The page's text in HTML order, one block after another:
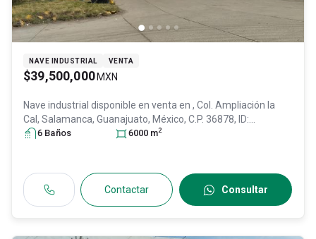
NAVE INDUSTRIAL VENTA
$39,500,000 MXN
Nave industrial disponible en venta en , Col. Ampliación la
Cal, Salamanca, Guanajuato, México, C.P. 36878, ID:
27530954
6 Baños 6000 m2
Contactar Consultar